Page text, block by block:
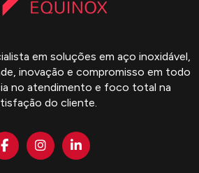
em soluções em aço inoxidável,
inovação e compromisso em todo
no atendimento e foco total na
do cliente.